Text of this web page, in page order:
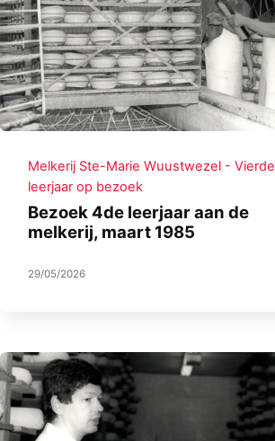
Melkerij Ste-Marie Wuustwezel - Vierde
leerjaar op bezoek
Bezoek 4de leerjaar aan de
melkerij, maart 1985
29/05/2026